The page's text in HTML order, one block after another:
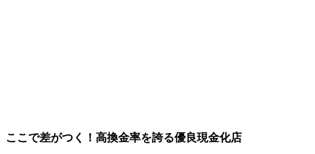
ここで差がつく！高換金率を誇る優良現金化店